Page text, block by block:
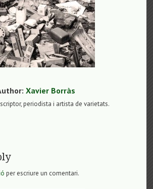
Xavier Borràs
periodista i artista de varietats.
per escriure un comentari.